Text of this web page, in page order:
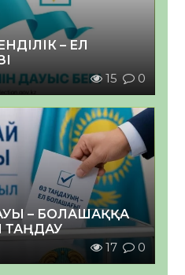
– ЕЛ
15 0
– БОЛАШАҚҚА
ТАҢДАУ
17 0